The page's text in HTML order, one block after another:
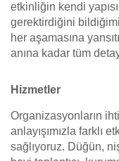
etkinliğin kendi
gerektirdiğini
her aşamasına
anına kadar tüm
Hizmetler
Organizasyonların
anlayışımızla farklı
sağlıyoruz. Düğün,